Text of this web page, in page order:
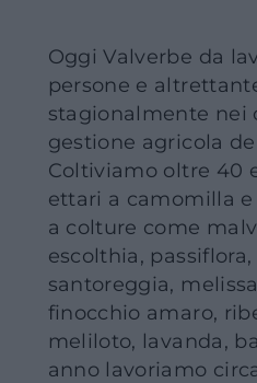
Oggi Valverbe da
persone e
stagionalmente nei
gestione agricola
Coltiviamo oltre 40
ettari a camomilla
a colture come
escolthia,
santoreggia,
finocchio amaro,
meliloto, lavanda,
anno lavoriamo